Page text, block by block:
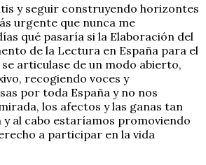
y seguir construyendo horizontes
urgente que nunca me
qué pasaría si la Elaboración del
de la Lectura en España para el
articulase de un modo abierto,
recogiendo voces y
por toda España y no nos
los afectos y las ganas tan
y al cabo estaríamos promoviendo
a participar en la vida